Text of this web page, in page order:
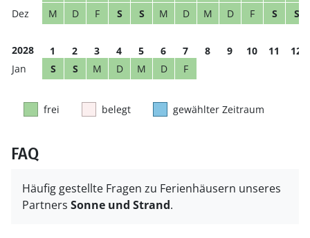
M D F S S M D M D F S S
2028 1 2 3 4 5 6 7 8 9 10 11
12
S
S M D M D F
frei belegt gewählter Zeitraum
FAQ
Häufig gestellte Fragen zu Ferienhäusern unseres
Partners Sonne und Strand.